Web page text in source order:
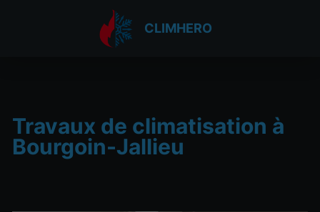
CLIMHERO
Travaux de climatisation à
Bourgoin-Jallieu